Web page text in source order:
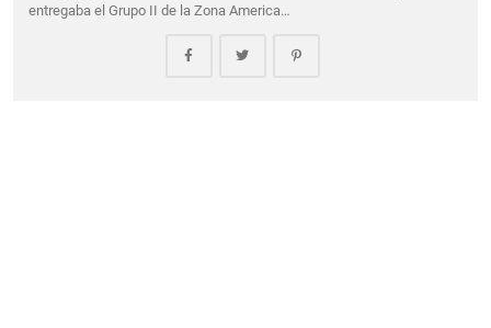
entregaba el Grupo II de la Zona America…